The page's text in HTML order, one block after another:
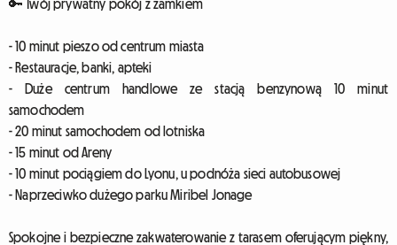
🔑 Twój prywatny pokój z zamkiem
- 10 minut pieszo od centrum miasta
- Restauracje, banki, apteki
- Duże centrum handlowe ze stacją benzynową 10 minut
samochodem
- 20 minut samochodem od lotniska
- 15 minut od Areny
- 10 minut pociągiem do Lyonu, u podnóża sieci autobusowej
- Naprzeciwko dużego parku Miribel Jonage
Spokojne i bezpieczne zakwaterowanie z tarasem oferującym piękny,